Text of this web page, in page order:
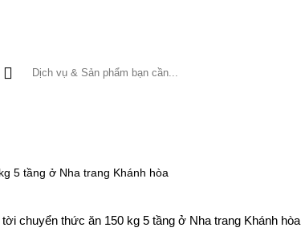
5 tầng ở Nha trang Khánh hòa
tời chuyển thức ăn 150 kg 5 tầng ở Nha trang Khánh hòa